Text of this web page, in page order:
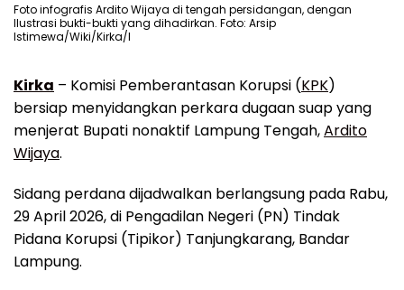
Foto infografis Ardito Wijaya di tengah persidangan, dengan
Ilustrasi bukti-bukti yang dihadirkan. Foto: Arsip
Istimewa/Wiki/Kirka/I
Kirka – Komisi Pemberantasan Korupsi (KPK)
bersiap menyidangkan perkara dugaan suap yang
menjerat Bupati nonaktif Lampung Tengah,Ardito
Wijaya.
Sidang perdana dijadwalkan berlangsung pada Rabu,
29 April 2026, di Pengadilan Negeri (PN) Tindak
Pidana Korupsi (Tipikor) Tanjungkarang, Bandar
Lampung.